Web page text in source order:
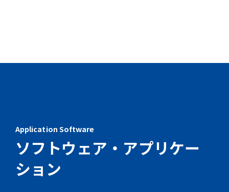
Application Software
ソフトウェア・アプリケー
ション